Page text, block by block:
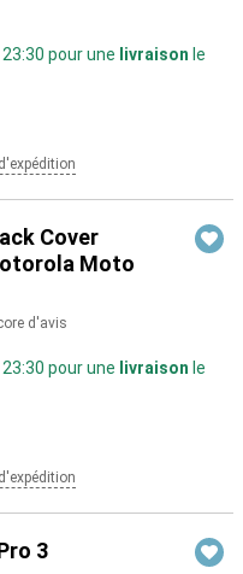
pour une livraison le
Cover
Moto
d'avis
pour une livraison le
3